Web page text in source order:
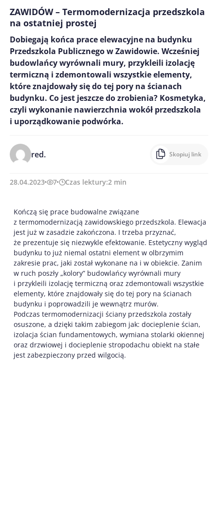
ZAWIDÓW – Termomodernizacja przedszkola
na ostatniej prostej
Dobiegają końca prace elewacyjne na budynku
Przedszkola Publicznego w Zawidowie. Wcześniej
budowlańcy wyrównali mury, przykleili izolację
termiczną i zdemontowali wszystkie elementy,
które znajdowały się do tej pory na ścianach
budynku. Co jest jeszcze do zrobienia? Kosmetyka,
czyli wykonanie nawierzchnia wokół przedszkola
i uporządkowanie podwórka.
red. Skopiuj link
28.04.2023 7 Czas lektury:2 min
Kończą się prace budowalne związane
z termomodernizacją zawidowskiego przedszkola. Elewacja
jest już w zasadzie zakończona. I trzeba przyznać,
że prezentuje się niezwykle efektowanie. Estetyczny wygląd
budynku to już niemal ostatni element w olbrzymim
zakresie prac, jaki został wykonane na i w obiekcie. Zanim
w ruch poszły „kolory” budowlańcy wyrównali mury
i przykleili izolację termiczną oraz zdemontowali wszystkie
elementy, które znajdowały się do tej pory na ścianach
budynku i poprowadzili je wewnątrz murów.
Podczas termomodernizacji ściany przedszkola zostały
osuszone, a dzięki takim zabiegom jak: docieplenie ścian,
izolacja ścian fundamentowych, wymiana stolarki okiennej
oraz drzwiowej i docieplenie stropodachu obiekt na stałe
jest zabezpieczony przed wilgocią.